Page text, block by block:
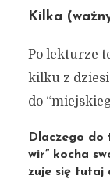
Kilka
Po lekturze
kilku z
do
Dlaczego do
wir” kocha
zuje się tutaj